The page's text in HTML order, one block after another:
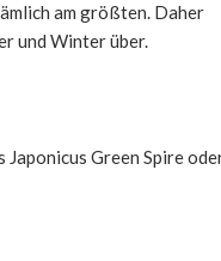
am größten. Daher
und Winter über.
Japonicus Green Spire